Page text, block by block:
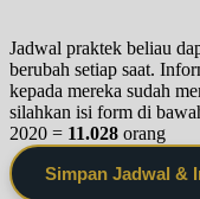
Jadwal praktek beliau
berubah setiap saat.
kepada mereka sudah
silahkan isi form di
2020 = 11.028 orang
Simpan Jadwal &